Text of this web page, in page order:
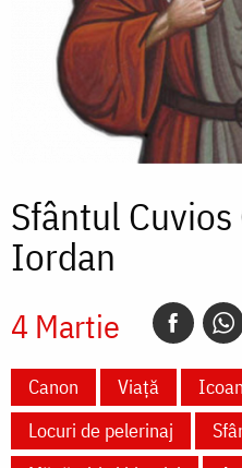
Sfântul
Iordan
4 Martie
Canon Viață
Locuri de pelerinaj